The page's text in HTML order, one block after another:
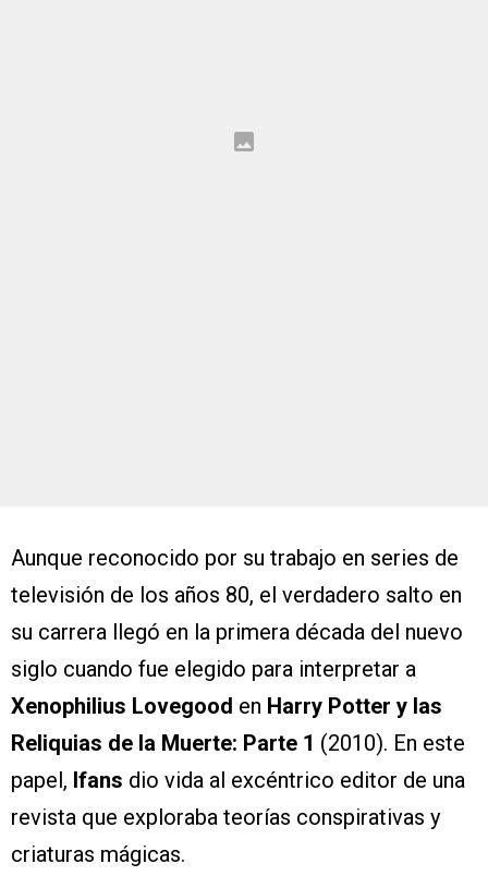
Aunque reconocido por su trabajo en series de
televisión de los años 80, el verdadero salto en
su carrera llegó en la primera década del nuevo
siglo cuando fue elegido para interpretar a
Xenophilius Lovegood en Harry Potter y las
Reliquias de la Muerte: Parte 1 (2010). En este
papel, Ifans dio vida al excéntrico editor de una
revista que exploraba teorías conspirativas y
criaturas mágicas.